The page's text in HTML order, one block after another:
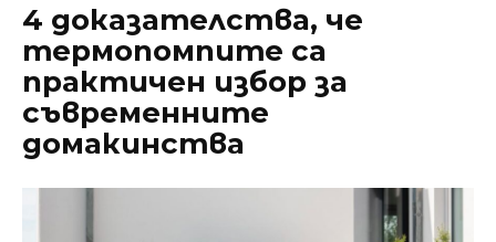
4 доказателства, че
термопомпите са
практичен избор за
съвременните
домакинства